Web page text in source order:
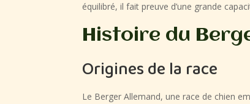
équilibré, il fait preuve d’une grande
Histoire du
Origines de la race
Le Berger Allemand, une race de chien